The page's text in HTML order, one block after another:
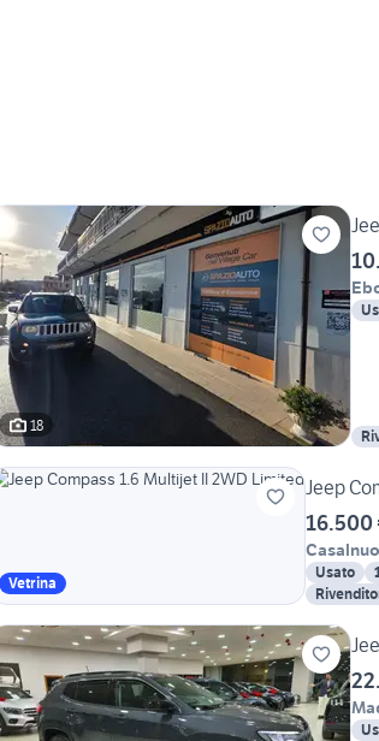
18
Vetrina
Jeep
16.500
Usato